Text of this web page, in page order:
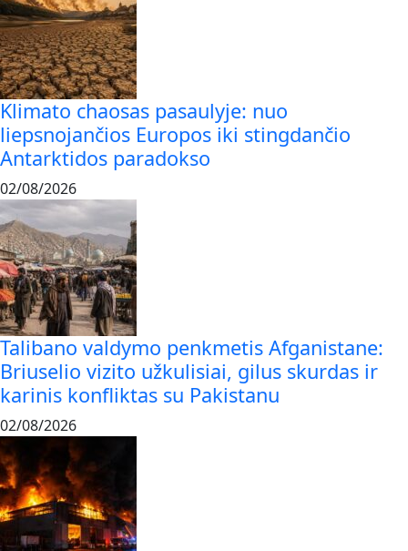
Klimato chaosas pasaulyje: nuo
liepsnojančios Europos iki stingdančio
Antarktidos paradokso
02/08/2026
Talibano valdymo penkmetis Afganistane:
Briuselio vizito užkulisiai, gilus skurdas ir
karinis konfliktas su Pakistanu
02/08/2026